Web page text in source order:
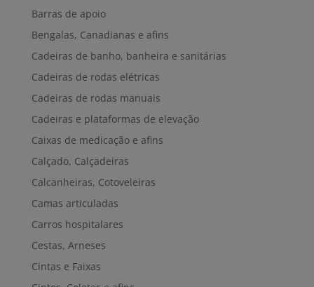
Barras de apoio
Bengalas, Canadianas e afins
Cadeiras de banho, banheira e sanitárias
Cadeiras de rodas elétricas
Cadeiras de rodas manuais
Cadeiras e plataformas de elevação
Caixas de medicação e afins
Calçado, Calçadeiras
Calcanheiras, Cotoveleiras
Camas articuladas
Carros hospitalares
Cestas, Arneses
Cintas e Faixas